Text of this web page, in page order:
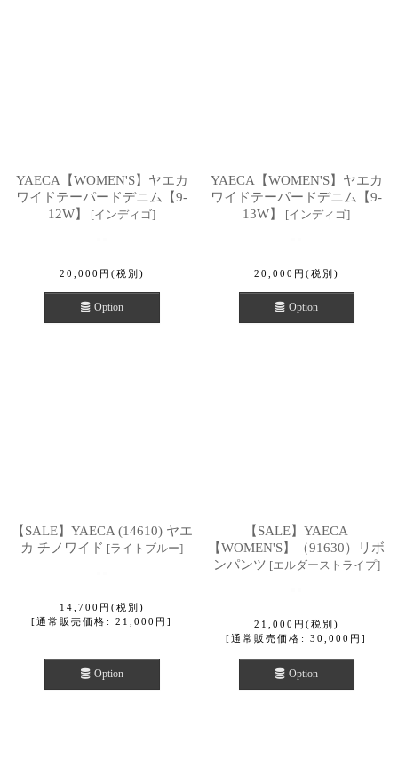
YAECA【WOMEN'S】ヤエカ
ワイドテーパードデニム【9-
12W】
[インディゴ]
20,000 円 (税別)
Option
YAECA【WOMEN'S】ヤエカ
ワイドテーパードデニム【9-
13W】
[インディゴ]
20,000 円 (税別)
Option
【SALE】YAECA (14610) ヤエ
カ チノワイド [ライトブルー]
14,700 円 (税別)
[通常販売価格 : 21,000 円 ]
Option
【SALE】YAECA
【WOMEN'S】（91630）リボ
ンパンツ [エルダーストライプ]
21,000 円 (税別)
[通常販売価格 : 30,000 円 ]
Option